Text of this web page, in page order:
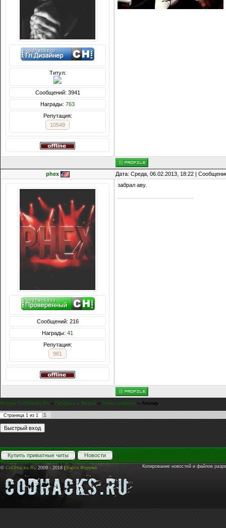
Титул:
Сообщений: 3941
Награды: 763
Репутация:
10549
phex Дата: Среда, 06.02.2013, 18:22 |
Сообщений: 216
Награды: 41
Репутация:
981
забрал аву.
Форум CoDHacks.Ru » Графика и Видео » Заказ графики » Аватар
Страница 1 из 1 1
Купить приватные читы Новости
© CoDHacks.Ru 2009 - 2018 | Карта Форума Копирование новостей и файлов